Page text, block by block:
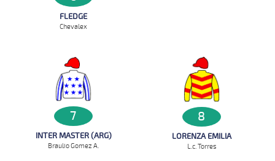
FLEDGE
Chevalex
7
INTER MASTER (ARG)
Braulio Gomez A.
8
LORENZA EMILIA
L.c. Torres